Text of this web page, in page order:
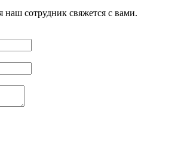
сотрудник свяжется с вами.